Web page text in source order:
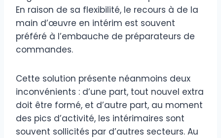
En raison de sa flexibilité, le recours à de la
main d’œuvre en intérim est souvent
préféré à l’embauche de préparateurs de
commandes.
Cette solution présente néanmoins deux
inconvénients : d’une part, tout nouvel extra
doit être formé, et d’autre part, au moment
des pics d’activité, les intérimaires sont
souvent sollicités par d’autres secteurs. Au